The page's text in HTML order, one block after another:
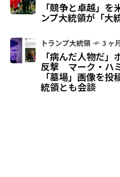
「競争と卓越」
ンプ大統領が「大
トランプ大統領 3 ヶ
「病んだ人物だ
反撃 マーク・ハ
「墓場」画像を
統領とも会談